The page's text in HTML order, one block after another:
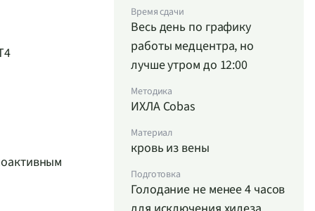
Время сдачи
Весь день по графику
работы медцентра, но
лучше утром до 12:00
Методика
ИХЛА Cobas
Материал
кровь из вены
Подготовка
Голодание не менее 4 часов